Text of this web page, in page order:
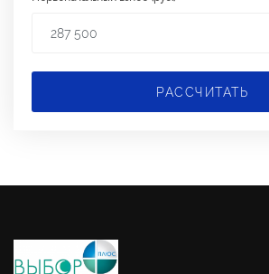
РАССЧИТАТЬ